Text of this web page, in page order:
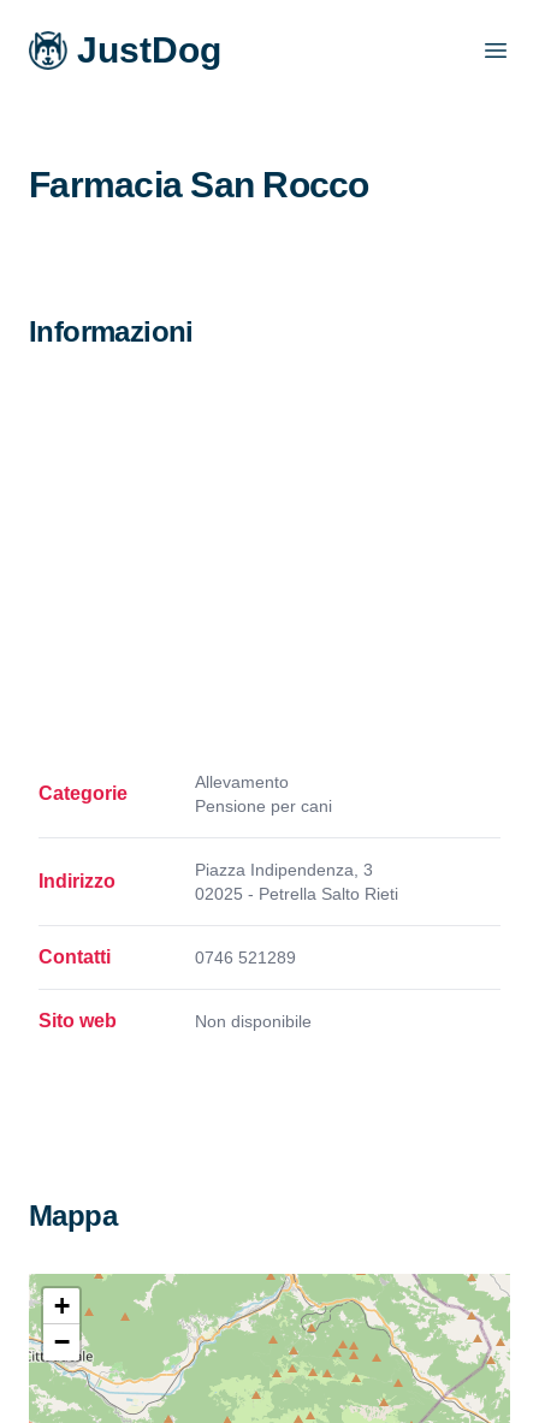
JustDog
Farmacia San Rocco
Informazioni
Categorie
Allevamento
Pensione per cani
Indirizzo
Piazza Indipendenza, 3
02025 - Petrella Salto Rieti
Contatti 0746 521289
Sito web Non disponibile
Mappa
+
−